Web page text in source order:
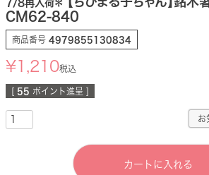
7/8再入荷＊
CM62-840
商品番号 4979855130834
¥1,210税込
55 ポイント進呈 ]
お
カートに入れる